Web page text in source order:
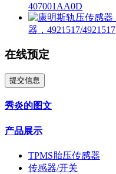
407001AA0D
器，4921517/4921517
在线预定
提交信息
秀炎的图文
产品展示
TPMS胎压传感器
传感器/开关